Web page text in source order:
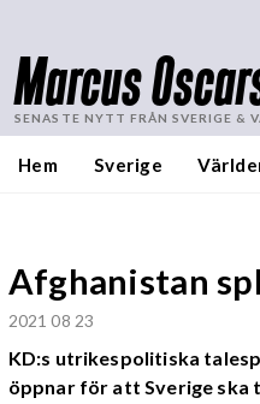
Marcus
SENASTE NYTT FRÅN SVERIGE &
Hem Sverige
Afghanistan
2021 08 23
KD:s utrikespolitiska
öppnar för att Sverige